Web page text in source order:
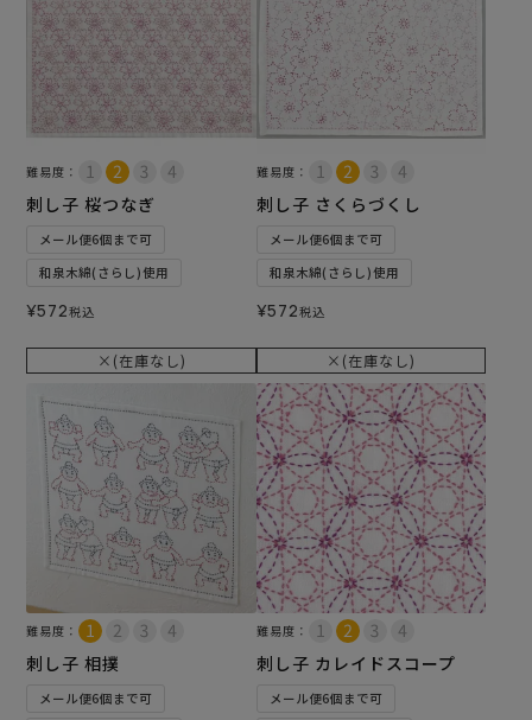
難易度：
刺し子 桜つなぎ
メール便6個まで可
和泉木綿(さらし)使用
¥572税込
×(在庫なし)
難易度：
刺し子 さくらづくし
メール便6個まで可
和泉木綿(さらし)使用
¥572税込
×(在庫なし)
難易度：
刺し子 相撲
メール便6個まで可
難易度：
刺し子 カレイドスコープ
メール便6個まで可